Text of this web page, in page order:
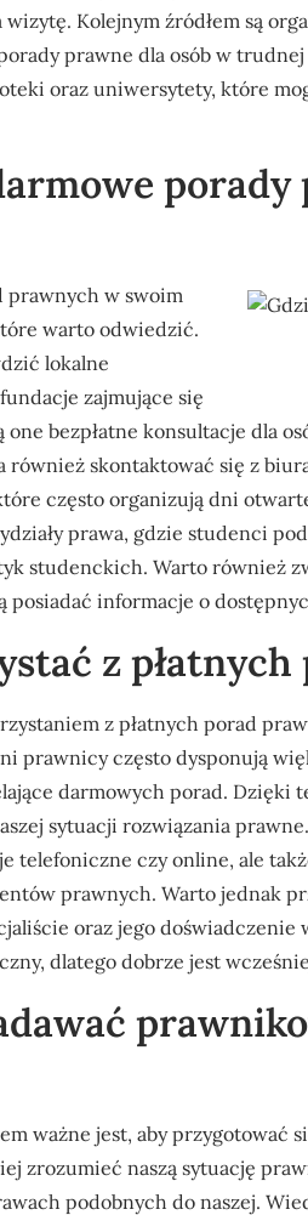
Kolejnym źródłem są
prawne dla osób w
oraz uniwersytety, które
prawnych w swoim
warto odwiedzić.
lokalne
zajmujące się
one bezpłatne konsultacje dla
również skontaktować się z
często organizują dni
prawa, gdzie studenci
studenckich. Warto również
posiadać informacje o
z
z płatnych porad
prawnicy często dysponują
darmowych porad. Dzięki
sytuacji rozwiązania
telefoniczne czy online, ale
prawnych. Warto jednak
oraz jego
dlatego dobrze jest
ważne jest, aby przygotować
zrozumieć naszą sytuację
podobnych do naszej.